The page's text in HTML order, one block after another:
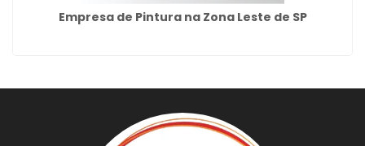
Empresa de Pintura na Zona Leste de SP